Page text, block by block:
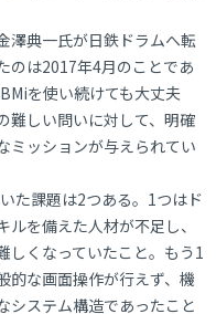
澤典一氏が日鉄ドラムへ転
のは2017年4月のことであ
を使い続けても大丈夫
難しい問いに対して、明確
ミッションが与えられてい
た課題は2つある。1つはド
を備えた人材が不足し、
しくなっていたこと。もう1
的な画面操作が行えず、機
システム構造であったこと